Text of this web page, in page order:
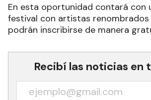
En esta oportunidad contará con
festival con artistas
podrán inscribirse de manera
Recibí las noticias en